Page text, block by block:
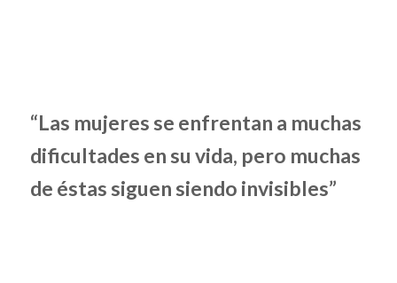
“Las mujeres se enfrentan a muchas
dificultades en su vida, pero muchas
de éstas siguen siendo invisibles”